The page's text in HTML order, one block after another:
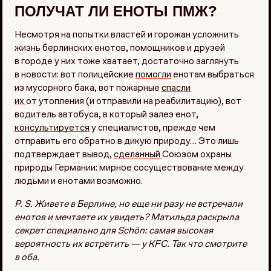
ПОЛУЧАТ ЛИ ЕНОТЫ ПМЖ?
Несмотря на попытки властей и горожан усложнить
жизнь берлинских енотов, помощников и друзей
в городе у них тоже хватает, достаточно заглянуть
в новости: вот полицейские помогли енотам выбраться
из мусорного бака, вот пожарные спасли
ихот утопления (и отправили на реабилитацию), вот
водитель автобуса, в который залез енот,
консультируется у специалистов, прежде чем
отправить его обратно в дикую природу… Это лишь
подтверждает вывод, сделанный Союзом охраны
природы Германии: мирное сосуществование между
людьми и енотами возможно.
P. S. Живете в Берлине, но еще ни разу не встречали
енотов и мечтаете их увидеть? Матильда раскрыла
секрет специально для Schön: самая высокая
вероятность их встретить — у KFC. Так что смотрите
в оба.